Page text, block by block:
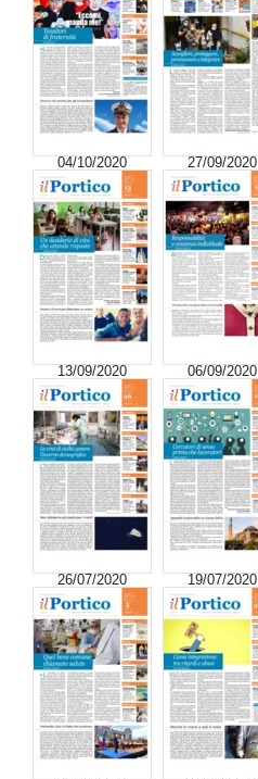
04/10/2020 27/09/2020
13/09/2020 06/09/2020
26/07/2020 19/07/2020